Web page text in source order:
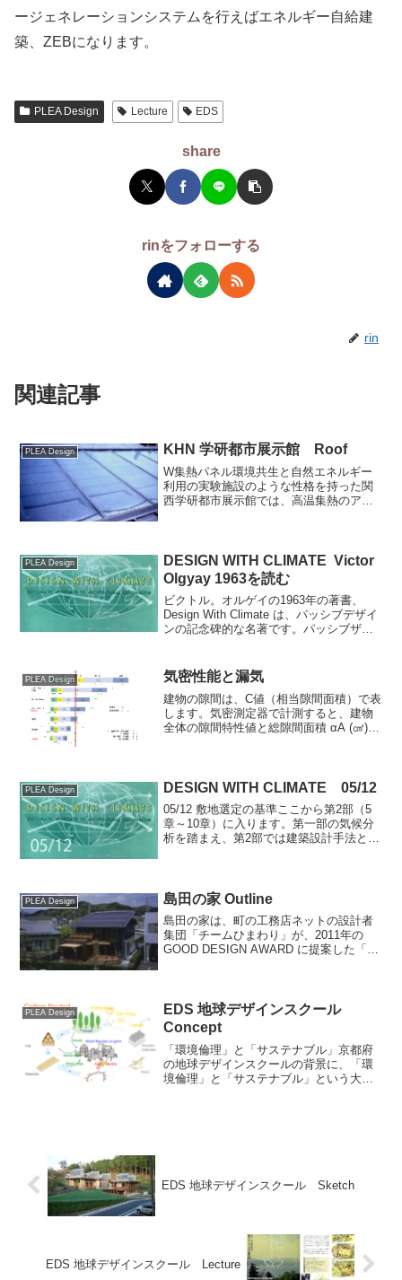
ージェネレーションシステムを行えばエネルギー自給建
築、ZEBになります。
PLEA Design Lecture EDS
share
rinをフォローする
rin
関連記事
PLEA Design KHN 学研都市展示館 Roof
W集熱パネル環境共生と自然エネルギー
利用の実験施設のような性格を持った関
西学研都市展示館では、高温集熱のアイ
で構成しますが、高温集熱...
PLEA Design
DESIGN WITH CLIMATE Victor
Olgyay 1963を読む
ビクトル。オルゲイの1963年の著書、
Design With Climate は、パッシブデザイ
ンの記念碑的な名著です。パッシブザイ
もたらした当時のエネルギー危機があ
り...
PLEA Design 気密性能と漏気
建物の隙間は、C値（相当隙間面積）で表
します。気密測定器で計測すると、建物
全体の隙間特性値と総隙間面積 αA (㎠)を
の延床面...
PLEA Design DESIGN WITH CLIMATE 05/12
05/12 敷地選定の基準ここから第2部（5
章～10章）に入ります。第一部の気候分
析を踏まえ、第2部では建築設計手法とし
て、特徴的な...
PLEA Design 島田の家 Outline
島田の家は、町の工務店ネットの設計者
集団「チームひまわり」が、2011年の
GOOD DESIGN AWARD に提案した「電
PLEA Design
EDS 地球デザインスクール
Concept
「環境倫理」と「サステナブル」京都府
の地球デザインスクールの背景に、「環
境倫理」と「サステナブル」という大き
EDS 地球デザインスクール Sketch
EDS 地球デザインスクール Lecture